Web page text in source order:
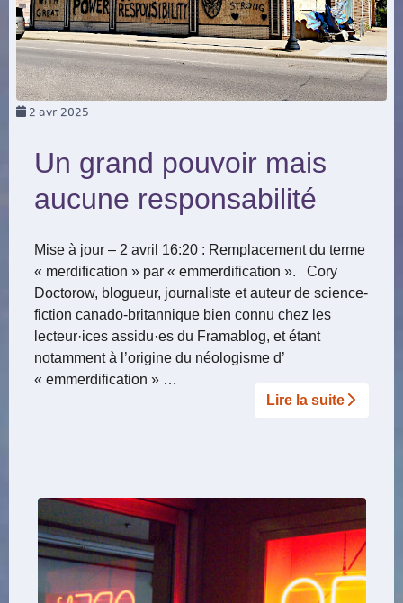
2 avr 2025
Un grand pouvoir mais
aucune responsabilité
Mise à jour – 2 avril 16:20 : Remplacement du terme
« merdification » par « emmerdification ». Cory
Doctorow, blogueur, journaliste et auteur de science-
fiction canado-britannique bien connu chez les
lecteur·ices assidu·es du Framablog, et étant
notamment à l’origine du néologisme d’
« emmerdification » …
Lire la suite­­